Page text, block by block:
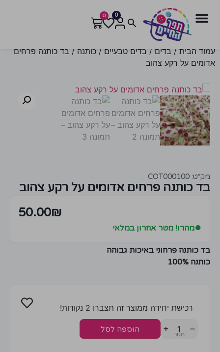
0
0
עמוד הבית / בדים / בדים טבעיים / כותנה / בד כותנה פרחים
אדומים על רקע צהוב
מק״ט: COT000100
בד כותנה פרחים אדומים על רקע צהוב
50.00₪
●מהרו! מטר אחרון במלאי
בד כותנה פרחוני באיכות גבוהה
כותנה 100%
רכישת יחידה ממוצר זה תצברו 2 נקודות!
−
+ הוספה לסל